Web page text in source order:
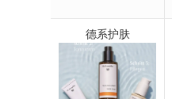
德系护肤